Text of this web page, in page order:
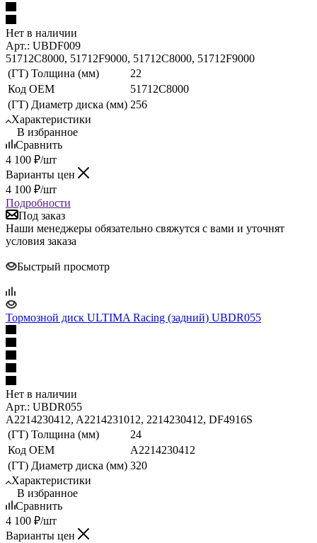
Нет в наличии
Арт.: UBDF009
51712C8000, 51712F9000, 51712C8000, 51712F9000
(ГТ) Толщина (мм)
22
Код ОЕМ
51712C8000
(ГТ) Диаметр диска (мм) 256
Характеристики
В избранное
Сравнить
4 100 ₽/шт
Варианты цен
4 100 ₽/шт
Подробности
Под заказ
Наши менеджеры обязательно свяжутся с вами и уточнят
условия заказа
Быстрый просмотр
Тормозной диск ULTIMA Racing (задний) UBDR055
Нет в наличии
Арт.: UBDR055
A2214230412, A2214231012, 2214230412, DF4916S
(ГТ) Толщина (мм)
24
Код ОЕМ
A2214230412
(ГТ) Диаметр диска (мм) 320
Характеристики
В избранное
Сравнить
4 100 ₽/шт
Варианты цен